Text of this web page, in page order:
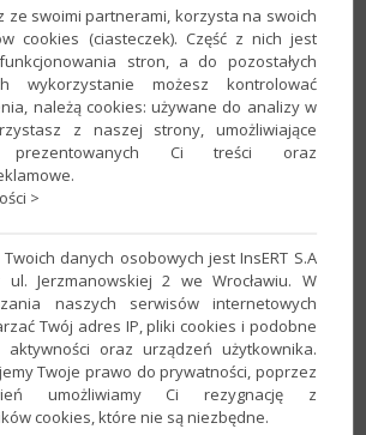
odbudowę danych
orazkompaktowanie bazy
można wykonać osobno z poziomu
czynności serwisowe na bazie
używającym
konwersji należy wybraćDalej.
ze swoimi partnerami, korzysta na swoich
cookies (ciasteczek). Część z nich jest
stron, a do pozostałych
wykorzystanie możesz kontrolować
należą cookies: używane do analizy w
z naszej strony, umożliwiające
prezentowanych Ci treści oraz
>
danych osobowych jest InsERT S.A
Jerzmanowskiej 2 we Wrocławiu. W
naszych serwisów internetowych
Twój adres IP, pliki cookies i podobne
oraz urządzeń użytkownika.
Twoje prawo do prywatności, poprzez
umożliwiamy Ci rezygnację z
cookies, które nie są niezbędne.